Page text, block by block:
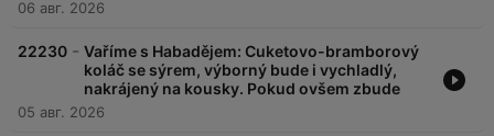
06 авг. 2026
22230 - Vaříme s Habadějem: Cuketovo-bramborový
koláč se sýrem, výborný bude i vychladlý,
nakrájený na kousky. Pokud ovšem zbude
05 авг. 2026